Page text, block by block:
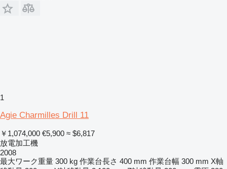
1
Agie Charmilles Drill 11
￥1,074,000 €5,900 ≈ $6,817
放電加工機
2008
最大ワーク重量 300 kg 作業台長さ 400 mm 作業台幅 300 mm X軸